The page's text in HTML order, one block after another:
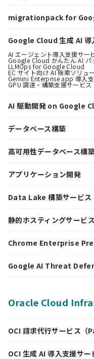
migrationpack for
Google Cloud 生成 AI 導
AI エージェント導入支援サー
Google Cloud かんたん AI パ
LLMOps for Google Cloud
EC サイト向け AI 検索ソリュ
Gemini Enterprise app 導入
GPU 調達・構築支援サービス
AI 駆動開発 on Google
データベース構築
高可用性データベース構
アプリケーション開発
Data Lake 構築サービス
静的ホスティングサービス
Chrome Enterprise
Google AI Threat
Oracle Cloud
OCI 請求代行サービス（
OCI 生成 AI 導入支援サー